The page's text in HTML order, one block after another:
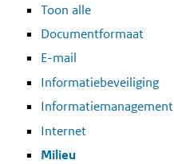
Toon alle
Documentformaat
E-mail
Informatiebeveiliging
Informatiemanagement
Internet
Milieu